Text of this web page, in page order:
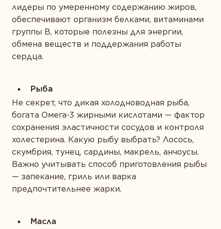
лидеры по умеренному содержанию жиров,
обеспечивают организм белками, витаминами
группы B, которые полезны для энергии,
обмена веществ и поддержания работы
сердца.
Рыба
Не секрет, что дикая холодноводная рыба,
богата Омега-3 жирными кислотами — фактор
сохранения эластичности сосудов и контроля
холестерина. Какую рыбу выбрать? Лосось,
скумбрия, тунец, сардины, макрель, анчоусы.
Важно учитывать способ приготовления рыбы
— запекание, гриль или варка
предпочтительнее жарки.
Масла